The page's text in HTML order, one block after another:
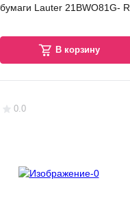
бумаги Lauter 21BWO81G- R
В корзину
0.0